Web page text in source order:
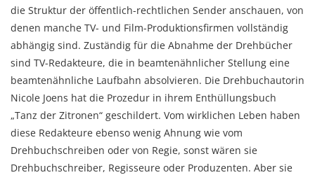
die Struktur der öffentlich-rechtlichen Sender anschauen, von
denen manche TV- und Film-Produktionsfirmen vollständig
abhängig sind. Zuständig für die Abnahme der Drehbücher
sind TV-Redakteure, die in beamtenähnlicher Stellung eine
beamtenähnliche Laufbahn absolvieren. Die Drehbuchautorin
Nicole Joens hat die Prozedur in ihrem Enthüllungsbuch
„Tanz der Zitronen“ geschildert. Vom wirklichen Leben haben
diese Redakteure ebenso wenig Ahnung wie vom
Drehbuchschreiben oder von Regie, sonst wären sie
Drehbuchschreiber, Regisseure oder Produzenten. Aber sie